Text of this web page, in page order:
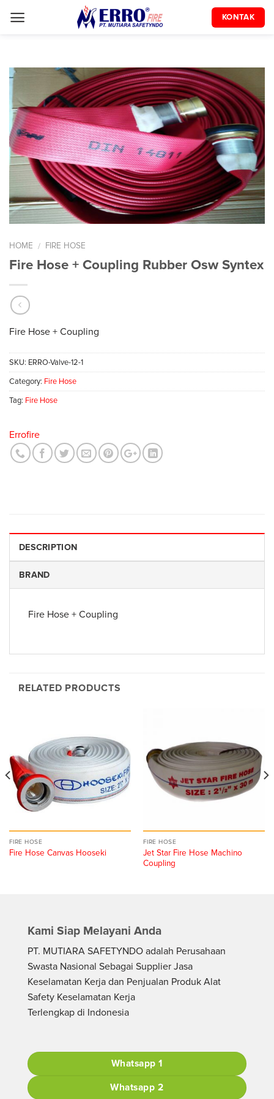
KONTAK
HOME / FIRE HOSE
Fire Hose + Coupling Rubber Osw Syntex
Fire Hose + Coupling
SKU: ERRO-Valve-12-1
Category: Fire Hose
Tag: Fire Hose
Errofire
DESCRIPTION
BRAND
Fire Hose + Coupling
RELATED PRODUCTS
FIRE HOSE
Fire Hose Canvas Hooseki
FIRE HOSE
Jet Star Fire Hose Machino
Coupling
Kami Siap Melayani Anda
PT. MUTIARA SAFETYNDO adalah Perusahaan
Swasta Nasional Sebagai Supplier Jasa
Keselamatan Kerja dan Penjualan Produk Alat
Safety Keselamatan Kerja
Terlengkap di Indonesia
Whatsapp 1
Whatsapp 2